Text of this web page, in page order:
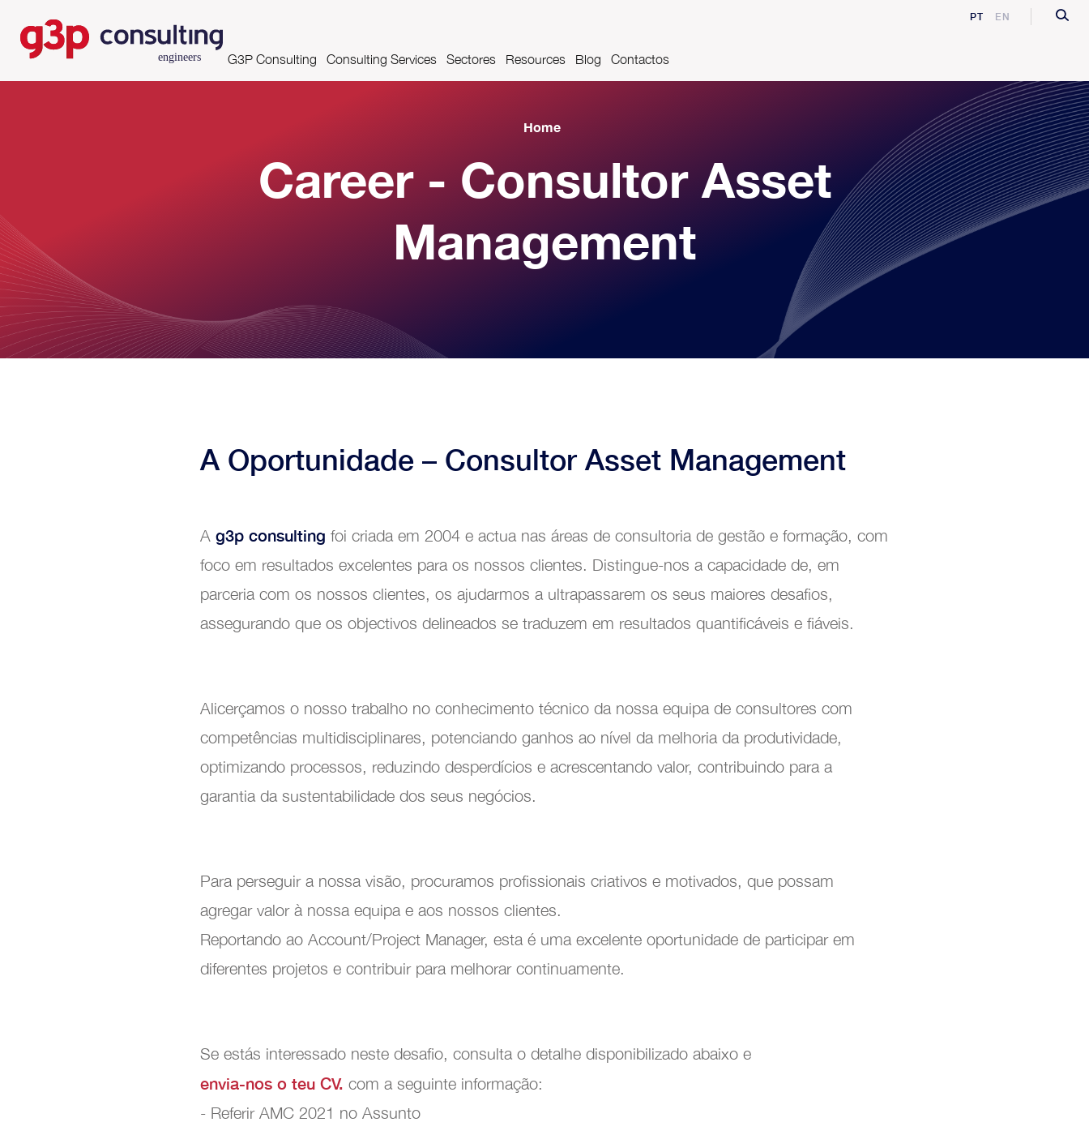
PT EN
G3P Consulting
Clientes
Consulting Services
Excelência Operacional
Manutenção e Fiabilidade
Sectores
Indústria Automóvel
Indústria alimentar e das bebidas
Indústria de Plásticos
Roads and tolls management
Oil industry
Customer Service
Resources Blog Contactos
Home
Career - Consultor Asset
Management
A Oportunidade – Consultor Asset Management
A g3p consulting foi criada em 2004 e actua nas áreas de consultoria de gestão e formação, com
foco em resultados excelentes para os nossos clientes. Distingue-nos a capacidade de, em
parceria com os nossos clientes, os ajudarmos a ultrapassarem os seus maiores desafios,
assegurando que os objectivos delineados se traduzem em resultados quantificáveis e fiáveis.
Alicerçamos o nosso trabalho no conhecimento técnico da nossa equipa de consultores com
competências multidisciplinares, potenciando ganhos ao nível da melhoria da produtividade,
optimizando processos, reduzindo desperdícios e acrescentando valor, contribuindo para a
garantia da sustentabilidade dos seus negócios.
Para perseguir a nossa visão, procuramos profissionais criativos e motivados, que possam
agregar valor à nossa equipa e aos nossos clientes.
Reportando ao Account/Project Manager, esta é uma excelente oportunidade de participar em
diferentes projetos e contribuir para melhorar continuamente.
Se estás interessado neste desafio, consulta o detalhe disponibilizado abaixo e
envia-nos o teu CV. com a seguinte informação:
- Referir AMC 2021 no Assunto